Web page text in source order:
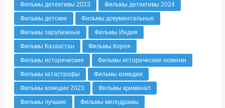
Фильмы детективы 2023
Фильмы детективы 2024
Фильмы детские
Фильмы документальные
Фильмы зарубежные
Фильмы Индия
Фильмы Казахстан
Фильмы Корея
Фильмы исторические
Фильмы исторические новинки
Фильмы катастрофы
Фильмы комедии
Фильмы комедии 2023
Фильмы криминал
Фильмы лучшие
Фильмы мелодрамы